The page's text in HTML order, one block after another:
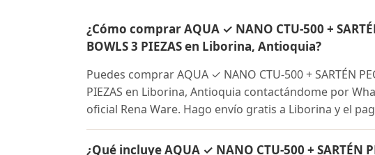
¿Cómo comprar AQUA ✓ NANO CTU-500 +
BOWLS 3 PIEZAS en Liborina, Antioquia?
Puedes comprar AQUA ✓ NANO CTU-500 + SARTÉN
PIEZAS en Liborina, Antioquia contactándome por
oficial Rena Ware. Hago envío gratis a Liborina y el
¿Qué incluye AQUA ✓ NANO CTU-500 + SARTÉN